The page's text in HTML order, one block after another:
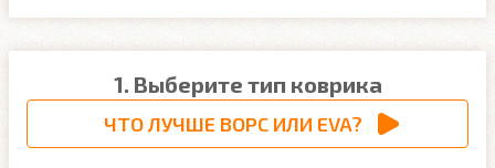
1. Выберите тип коврика
ЧТО ЛУЧШЕ ВОРС ИЛИ EVA?